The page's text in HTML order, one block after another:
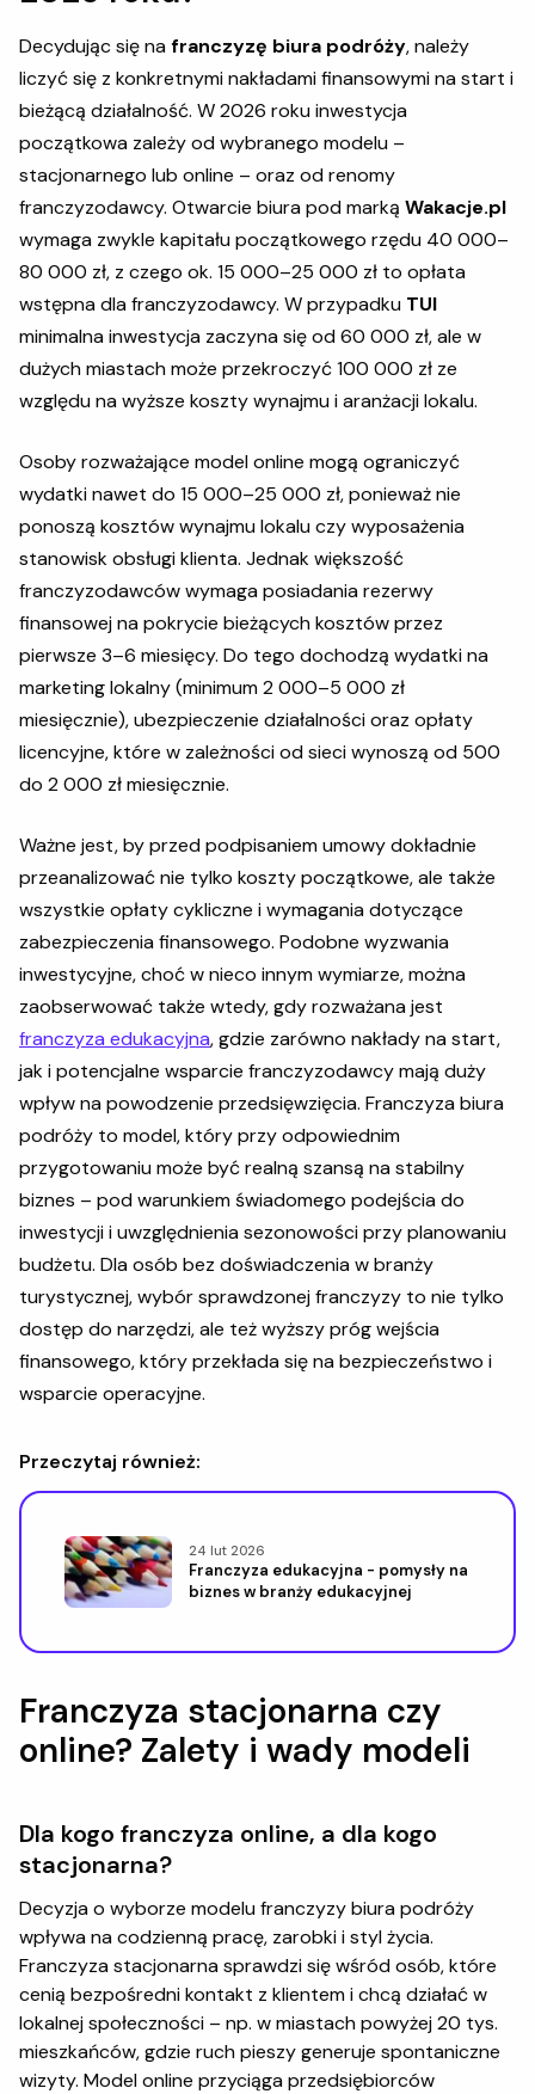
Decydując się nafranczyzę biura podróży, należy
liczyć się z konkretnymi nakładami finansowymi na start i
bieżącą działalność. W 2026 roku inwestycja
początkowa zależy od wybranego modelu –
stacjonarnego lub online – oraz od renomy
franczyzodawcy. Otwarcie biura pod marką Wakacje.pl
wymaga zwykle kapitału początkowego rzędu 40 000–
80 000 zł, z czego ok. 15 000–25 000 zł to opłata
wstępna dla franczyzodawcy. W przypadku TUI
minimalna inwestycja zaczyna się od 60 000 zł, ale w
dużych miastach może przekroczyć 100 000 zł ze
względu na wyższe koszty wynajmu i aranżacji lokalu.
Osoby rozważające model online mogą ograniczyć
wydatki nawet do 15 000–25 000 zł, ponieważ nie
ponoszą kosztów wynajmu lokalu czy wyposażenia
stanowisk obsługi klienta. Jednak większość
franczyzodawców wymaga posiadania rezerwy
finansowej na pokrycie bieżących kosztów przez
pierwsze 3–6 miesięcy. Do tego dochodzą wydatki na
marketing lokalny (minimum 2 000–5 000 zł
miesięcznie), ubezpieczenie działalności oraz opłaty
licencyjne, które w zależności od sieci wynoszą od 500
do 2 000 zł miesięcznie.
Ważne jest, by przed podpisaniem umowy dokładnie
przeanalizować nie tylko koszty początkowe, ale także
wszystkie opłaty cykliczne i wymagania dotyczące
zabezpieczenia finansowego. Podobne wyzwania
inwestycyjne, choć w nieco innym wymiarze, można
zaobserwować także wtedy, gdy rozważana jest
franczyza edukacyjna, gdzie zarówno nakłady na start,
jak i potencjalne wsparcie franczyzodawcy mają duży
wpływ na powodzenie przedsięwzięcia. Franczyza biura
podróży to model, który przy odpowiednim
przygotowaniu może być realną szansą na stabilny
biznes – pod warunkiem świadomego podejścia do
inwestycji i uwzględnienia sezonowości przy planowaniu
budżetu. Dla osób bez doświadczenia w branży
turystycznej, wybór sprawdzonej franczyzy to nie tylko
dostęp do narzędzi, ale też wyższy próg wejścia
finansowego, który przekłada się na bezpieczeństwo i
wsparcie operacyjne.
Przeczytaj również:
24 lut 2026
Franczyza edukacyjna - pomysły na
biznes w branży edukacyjnej
Franczyza stacjonarna czy
online? Zalety i wady modeli
Dla kogo franczyza online, a dla kogo
stacjonarna?
Decyzja o wyborze modelu franczyzy biura podróży
wpływa na codzienną pracę, zarobki i styl życia.
Franczyza stacjonarna sprawdzi się wśród osób, które
cenią bezpośredni kontakt z klientem i chcą działać w
lokalnej społeczności – np. w miastach powyżej 20 tys.
mieszkańców, gdzie ruch pieszy generuje spontaniczne
wizyty. Model online przyciąga przedsiębiorców